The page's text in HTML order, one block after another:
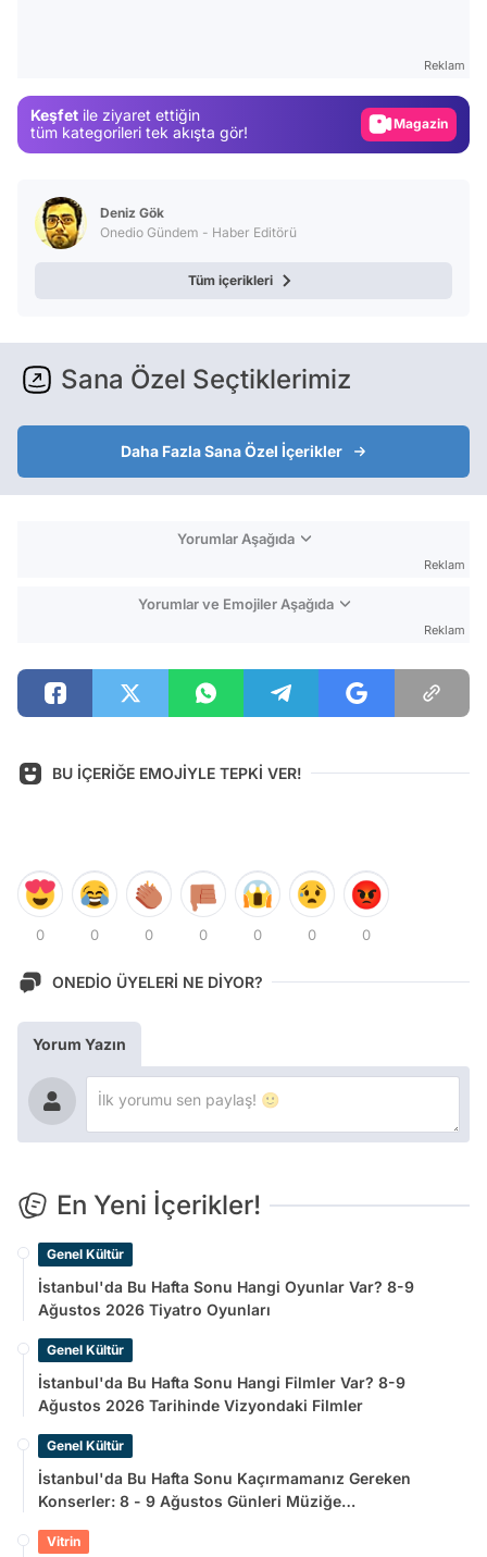
Reklam
Keşfet ile ziyaret ettiğin
tüm kategorileri tek akışta gör!
Magazin
Deniz Gök
Onedio Gündem - Haber Editörü
Tüm içerikleri
Sana Özel Seçtiklerimiz
Daha Fazla Sana Özel İçerikler
Yorumlar Aşağıda
Reklam
Yorumlar ve Emojiler Aşağıda
Reklam
BU İÇERİĞE EMOJİYLE TEPKİ VER!
0 0 0 0 0 0 0
ONEDİO ÜYELERİ NE DİYOR?
Yorum Yazın
En Yeni İçerikler!
Genel Kültür
İstanbul'da Bu Hafta Sonu Hangi Oyunlar Var? 8-9
Ağustos 2026 Tiyatro Oyunları
Genel Kültür
İstanbul'da Bu Hafta Sonu Hangi Filmler Var? 8-9
Ağustos 2026 Tarihinde Vizyondaki Filmler
Genel Kültür
İstanbul'da Bu Hafta Sonu Kaçırmamanız Gereken
Konserler: 8 - 9 Ağustos Günleri Müziğe
Vitrin